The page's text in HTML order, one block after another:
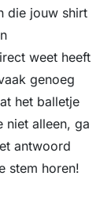
die jouw shirt
weet heeft
genoeg
het balletje
niet alleen, ga
antwoord
stem horen!